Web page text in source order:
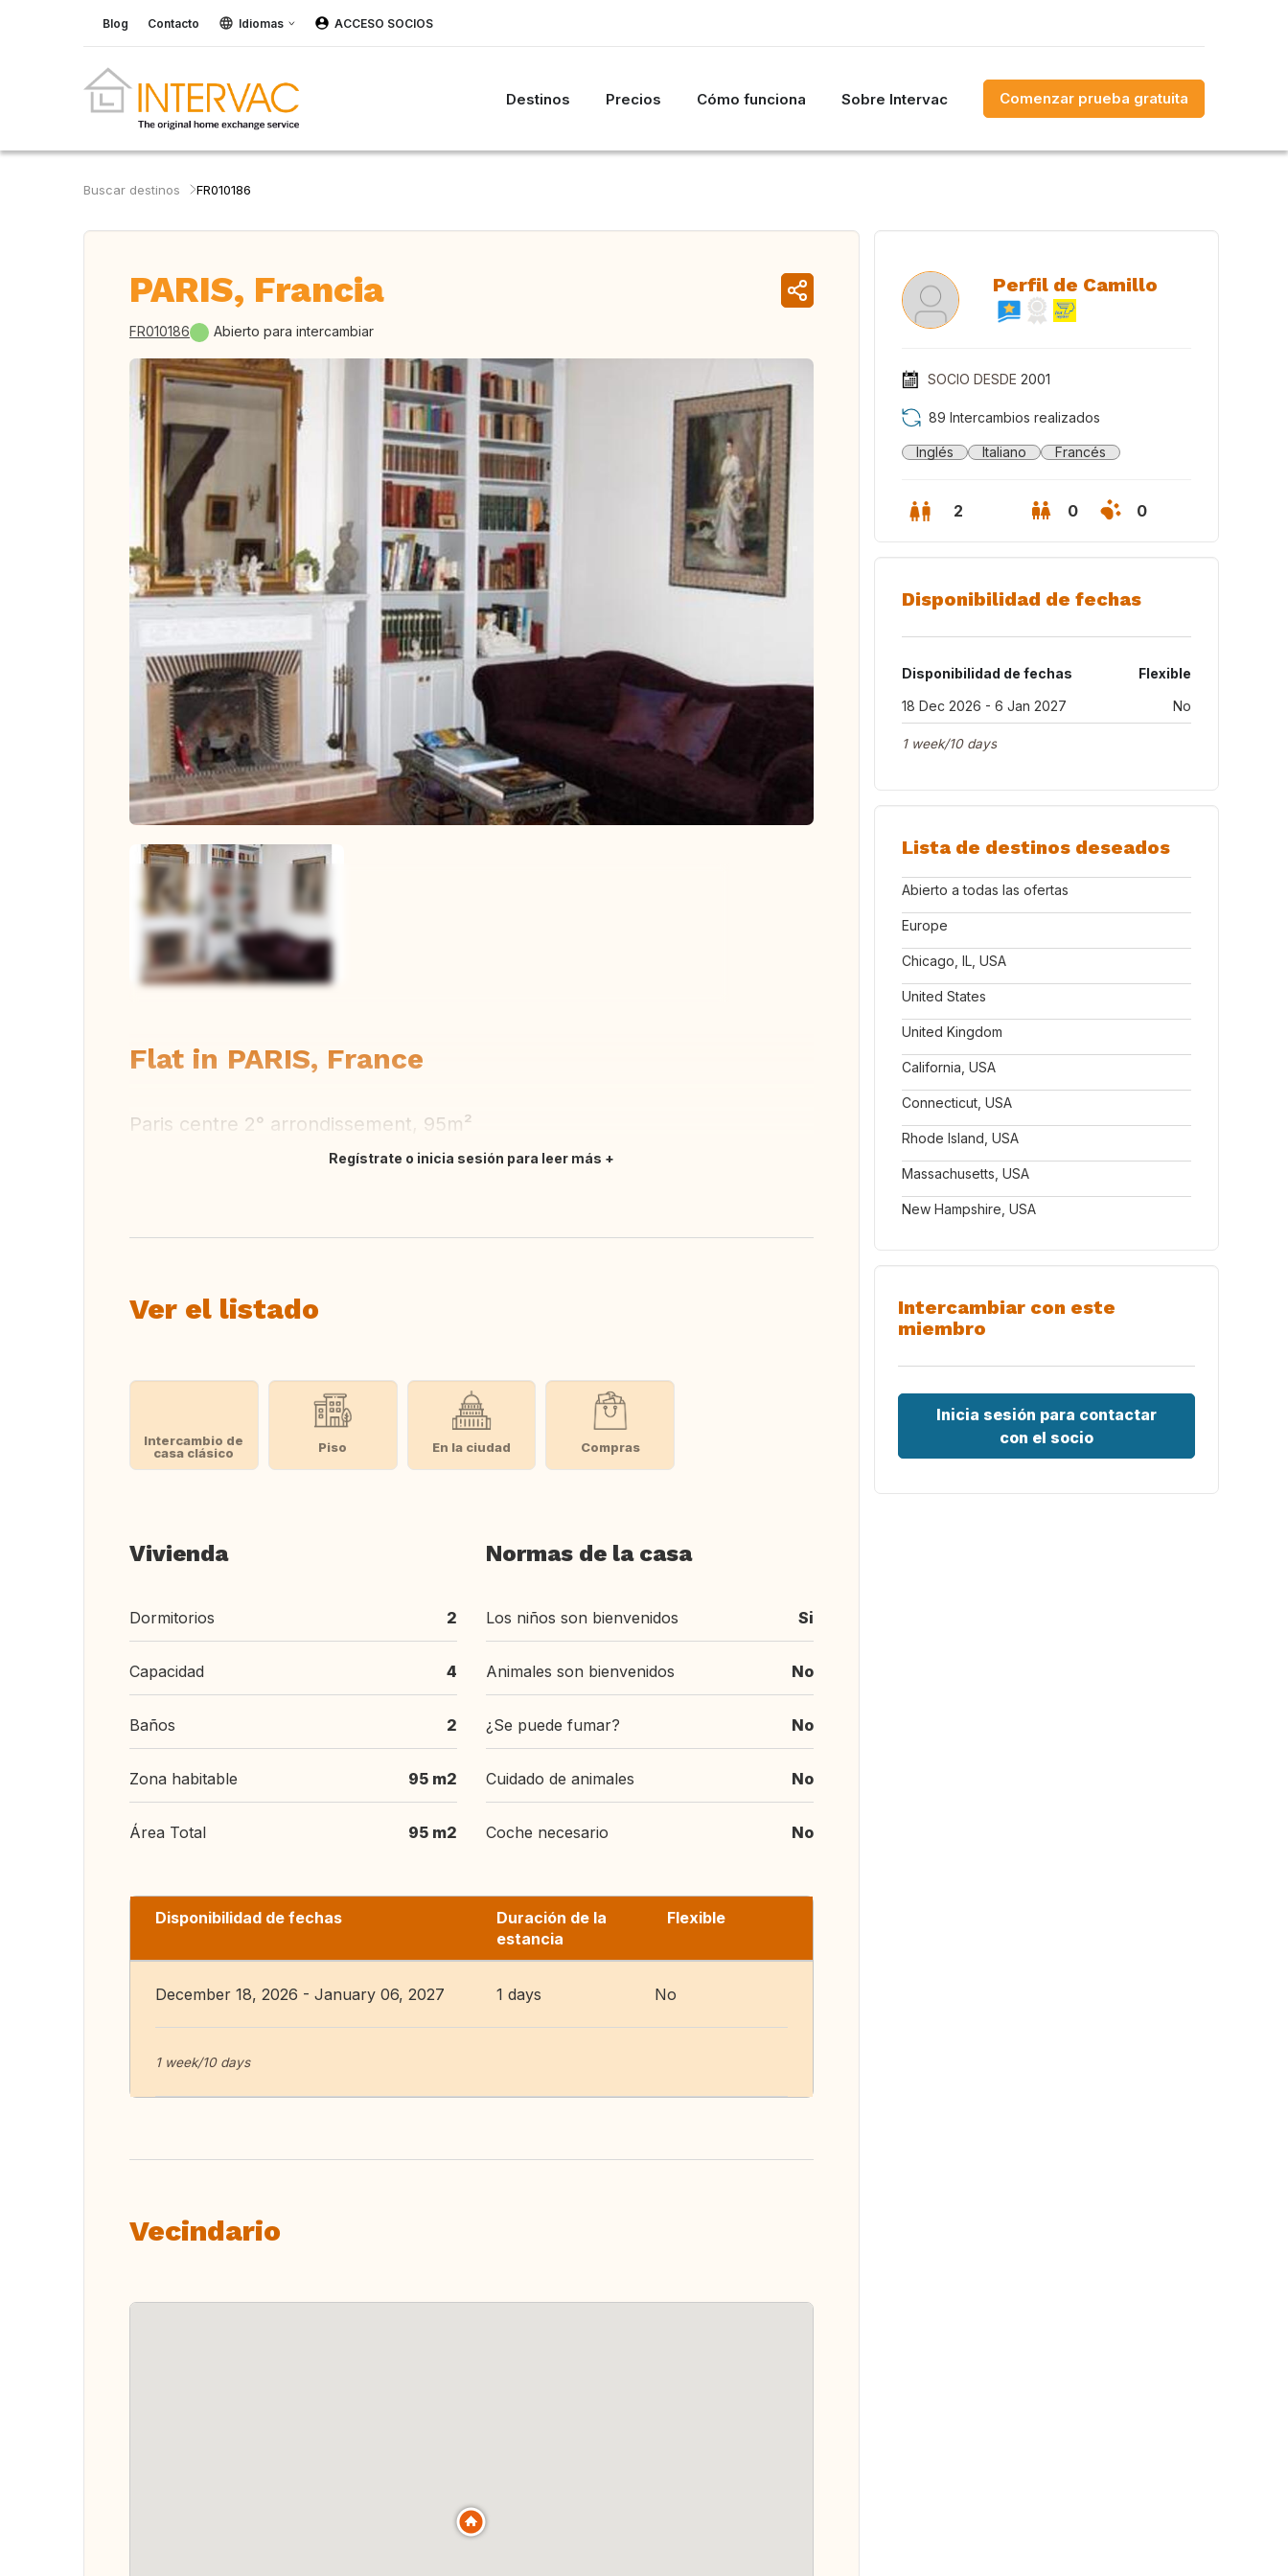
Blog Contacto Idiomas ACCESO SOCIOS
Destinos Precios Cómo funciona Sobre Intervac Comenzar prueba gratuita
Buscar destinos FR010186
PARIS, Francia
FR010186 Abierto para intercambiar
Flat in PARIS, France
Paris centre 2° arrondissement, 95m²
Regístrate o inicia sesión para leer más
Ver el listado
Intercambio de
casa clásico
Piso En la ciudad Compras
Vivienda
Dormitorios 2
Capacidad 4
Baños 2
Zona habitable 95 m2
Área Total 95 m2
Normas de la casa
Los niños son bienvenidos Si
Animales son bienvenidos No
¿Se puede fumar? No
Cuidado de animales No
Coche necesario No
Disponibilidad de fechas
Duración de la
estancia
Flexible
December 18, 2026 - January 06, 2027 1 days No
1 week/10 days
Vecindario
Perfil de Camillo
SOCIO DESDE 2001
89 Intercambios realizados
Inglés Italiano Francés
2 0 0
Disponibilidad de fechas
Disponibilidad de fechas
Flexible
18 Dec 2026 - 6 Jan 2027
No
1 week/10 days
Lista de destinos deseados
Abierto a todas las ofertas
Europe
Chicago, IL, USA
United States
United Kingdom
California, USA
Connecticut, USA
Rhode Island, USA
Massachusetts, USA
New Hampshire, USA
Intercambiar con este
miembro
Inicia sesión para contactar
con el socio